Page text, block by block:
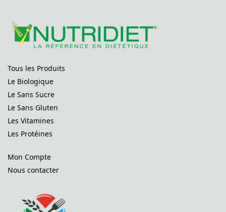
Tous les Produits
Le Biologique
Le Sans Sucre
Le Sans Gluten
Les Vitamines
Les Protéines
Mon Compte
Nous contacter